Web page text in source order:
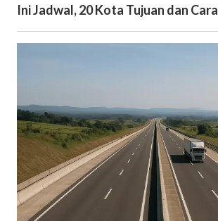
Ini Jadwal, 20 Kota Tujuan dan Cara
Pendaftarannya